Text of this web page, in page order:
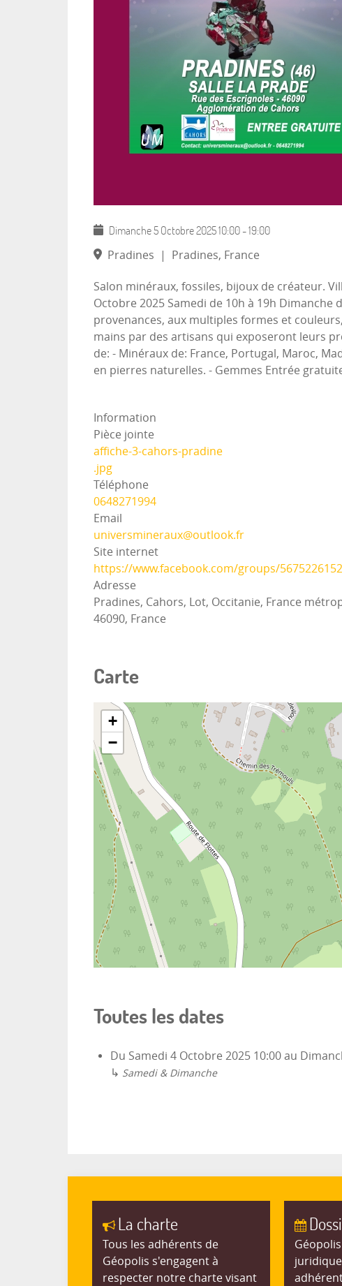
Dimanche 5 Octobre 202510:00 -19:00
Pradines | Pradines, France
Salon minéraux, fossiles, bijoux de créateur.
Octobre 2025 Samedi de 10h à 19h
provenances, aux multiples formes et
mains par des artisans qui exposeront leurs
de: - Minéraux de: France, Portugal, Maroc,
en pierres naturelles. - Gemmes Entrée
Information
Pièce jointe
affiche-3-cahors-pradine
.jpg
Téléphone
0648271994
Email
universmineraux@outlook.fr
Site internet
https://www.facebook.com/groups/
Adresse
Pradines, Cahors, Lot, Occitanie, France
46090, France
Carte
+
−
Toutes les dates
Du Samedi 4 Octobre 2025 10:00 au
↳ Samedi & Dimanche
La charte
Tous les adhérents de
Géopolis s'engagent à
respecter notre charte visant